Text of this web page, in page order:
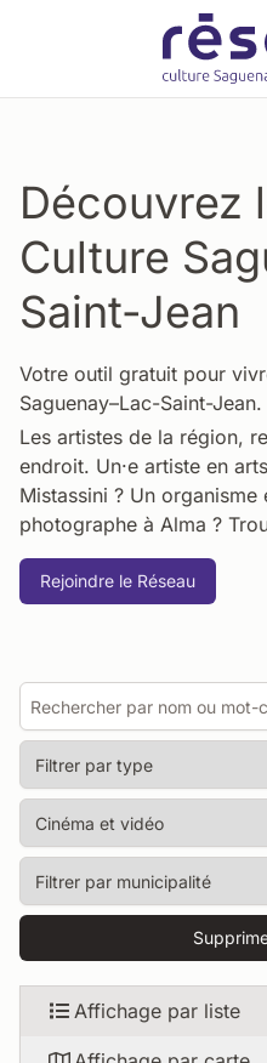
Découvrez
Culture
Saint-Jean
Votre outil gratuit pour
Saguenay–Lac-Saint-Jean.
Les artistes de la région,
endroit. Un·e artiste en
Mistassini ? Un organisme
photographe à Alma ?
Rejoindre le Réseau
Affichage par liste